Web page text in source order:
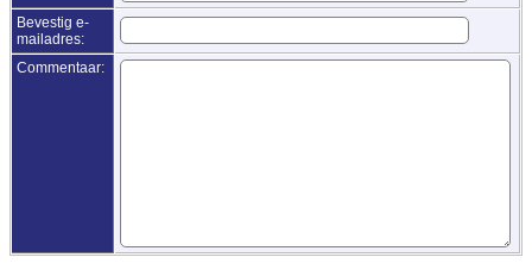
Bevestig e-
mailadres:
Commentaar: